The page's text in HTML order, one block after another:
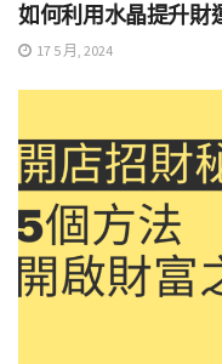
如何利用水晶提升財
17 5 月, 2024